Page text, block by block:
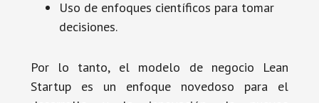
Uso de enfoques científicos para tomar
decisiones.
Por lo tanto, el modelo de negocio Lean
Startup es un enfoque novedoso para el